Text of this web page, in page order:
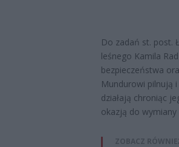
Do zadań st. post.
leśnego Kamila
bezpieczeństwa
Mundurowi pilnują
działają chroniąc
okazją do
ZOBACZ